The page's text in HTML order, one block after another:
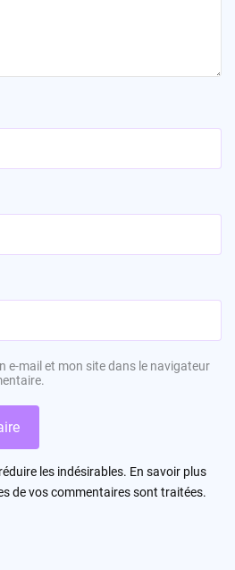
e-mail et mon site dans le navigateur
les indésirables. En savoir plus
de vos commentaires sont traitées.